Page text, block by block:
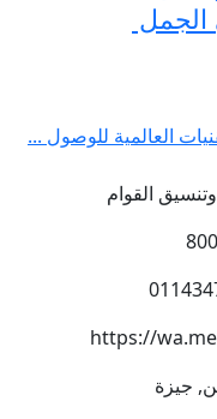
الجمل
العالمية للوصول ...
القوام
800
https://
جيزة